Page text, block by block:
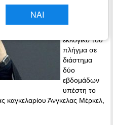
September,
εκλογικό του
πλήγμα σε
διάστημα
δύο
εβδομάδων
υπέστη το
καγκελαρίου Άνγκελας Μέρκελ,
ΝΑΙ